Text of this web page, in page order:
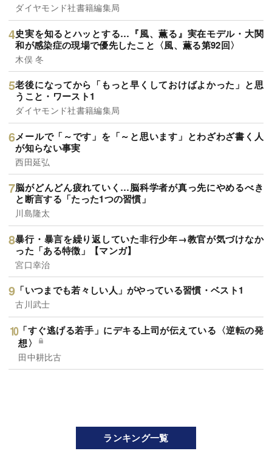
ダイヤモンド社書籍編集局
史実を知るとハッとする…『風、薫る』実在モデル・大関
和が感染症の現場で優先したこと〈風、薫る第92回〉
木俣 冬
老後になってから「もっと早くしておけばよかった」と思
うこと・ワースト1
ダイヤモンド社書籍編集局
メールで「～です」を「～と思います」とわざわざ書く人
が知らない事実
西田延弘
脳がどんどん疲れていく…脳科学者が真っ先にやめるべき
と断言する「たった1つの習慣」
川島隆太
暴行・暴言を繰り返していた非行少年→教官が気づけなか
った「ある特徴」【マンガ】
宮口幸治
「いつまでも若々しい人」がやっている習慣・ベスト1
古川武士
「すぐ逃げる若手」にデキる上司が伝えている〈逆転の発
想〉
田中耕比古
ランキング一覧